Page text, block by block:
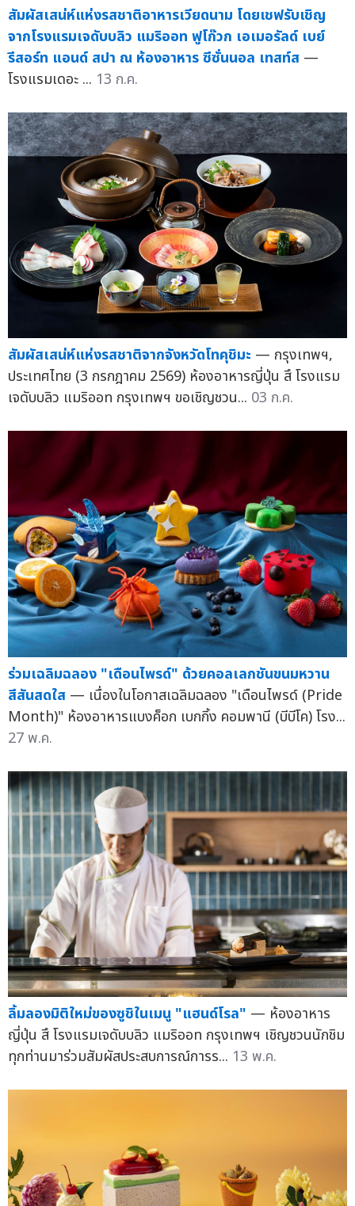
สัมผัสเสน่ห์แห่งรสชาติอาหารเวียดนาม โดยเชฟรับเชิญ
จากโรงแรมเจดับบลิว แมริออท ฟูโก๊วก เอเมอรัลด์ เบย์
รีสอร์ท แอนด์ สปา ณ ห้องอาหาร ซีซั่นนอล เทสท์ส —
โรงแรมเดอะ ... 13 ก.ค.
สัมผัสเสน่ห์แห่งรสชาติจากจังหวัดโทคุชิมะ — กรุงเทพฯ,
ประเทศไทย (3 กรกฎาคม 2569) ห้องอาหารญี่ปุ่น สึ โรงแรม
เจดับบลิว แมริออท กรุงเทพฯ ขอเชิญชวน... 03 ก.ค.
ร่วมเฉลิมฉลอง "เดือนไพรด์" ด้วยคอลเลกชันขนมหวาน
สีสันสดใส — เนื่องในโอกาสเฉลิมฉลอง "เดือนไพรด์ (Pride
Month)" ห้องอาหารแบงค็อก เบกกิ้ง คอมพานี (บีบีโค) โรง...
27 พ.ค.
ลิ้มลองมิติใหม่ของซูชิในเมนู "แฮนด์โรล" — ห้องอาหาร
ญี่ปุ่น สึ โรงแรมเจดับบลิว แมริออท กรุงเทพฯ เชิญชวนนักชิม
ทุกท่านมาร่วมสัมผัสประสบการณ์การร... 13 พ.ค.